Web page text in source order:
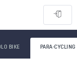
BIKE PARA-CYCLING